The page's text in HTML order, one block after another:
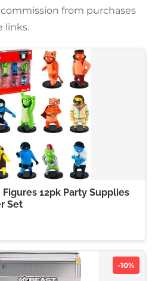
from purchases
links.
12pk Party Supplies
Set
-10%